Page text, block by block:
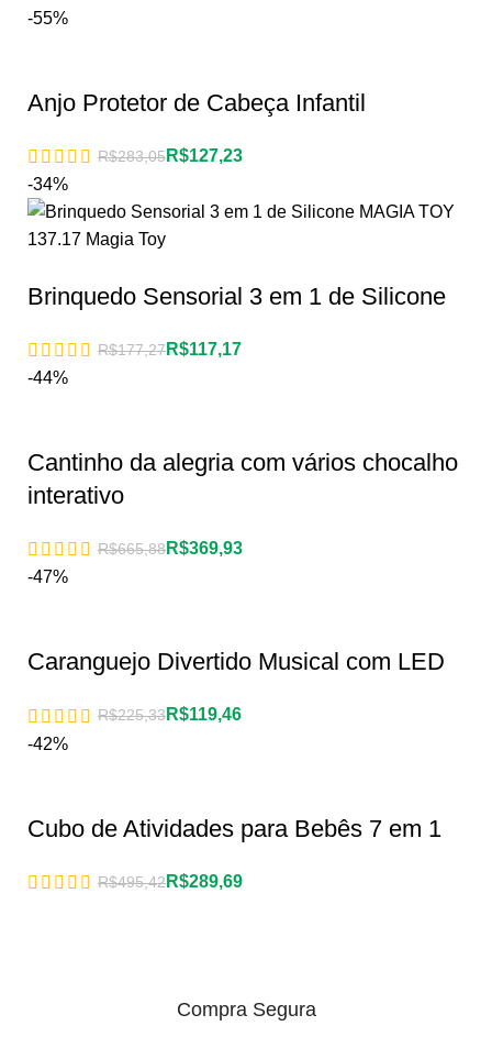
-55%
Anjo Protetor de Cabeça Infantil
R$283,05R$127,23
-34%
Brinquedo Sensorial 3 em 1 de Silicone
R$177,27R$117,17
-44%
Cantinho da alegria com vários chocalho
interativo
R$665,88R$369,93
-47%
Caranguejo Divertido Musical com LED
R$225,33R$119,46
-42%
Cubo de Atividades para Bebês 7 em 1
R$495,42R$289,69
Compra Segura